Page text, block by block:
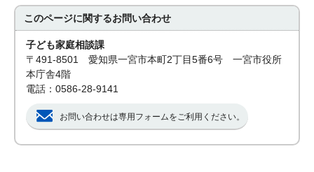
このページに関するお問い合わせ
子ども家庭相談課
〒491-8501 愛知県一宮市本町2丁目5番6号 一宮市役所
本庁舎4階
電話：0586-28-9141
お問い合わせは専用フォームをご利用ください。